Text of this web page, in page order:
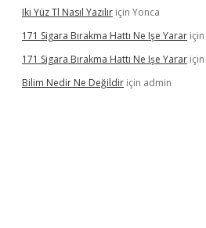
Iki Yüz Tl Nasıl Yazılır için Yonca
171 Sigara Bırakma Hattı Ne Işe Yarar için
171 Sigara Bırakma Hattı Ne Işe Yarar için
Bilim Nedir Ne Değildir için admin